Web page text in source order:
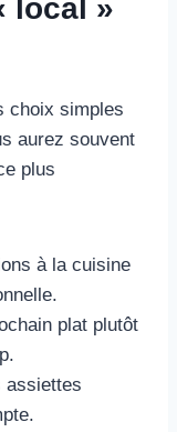
local »
choix simples
aurez souvent
plus
à la cuisine
plat plutôt
assiettes